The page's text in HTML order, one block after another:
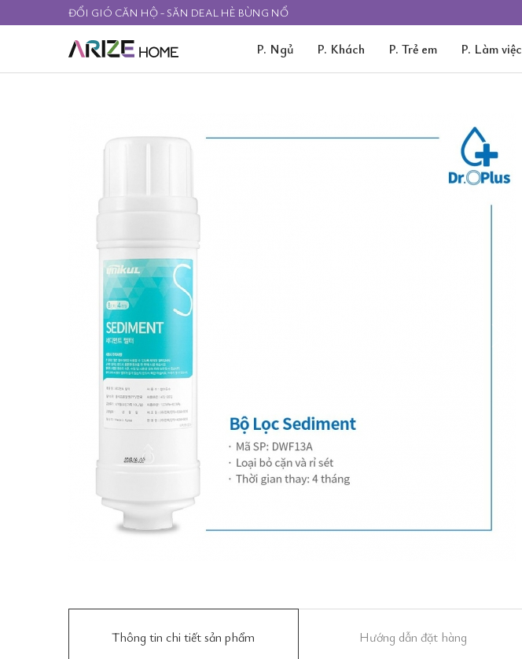
ĐỔI GIÓ CĂN HỘ - SĂN DEAL HÈ BÙNG NỔ
P. Ngủ P. Khách P. Trẻ em P. Làm việc
Thông tin chi tiết sản phẩm Hướng dẫn đặt hàng